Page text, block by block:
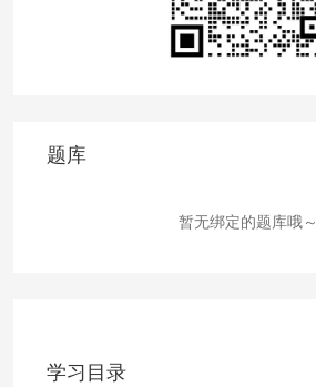
题库
暂无绑定的题库哦～
学习目录